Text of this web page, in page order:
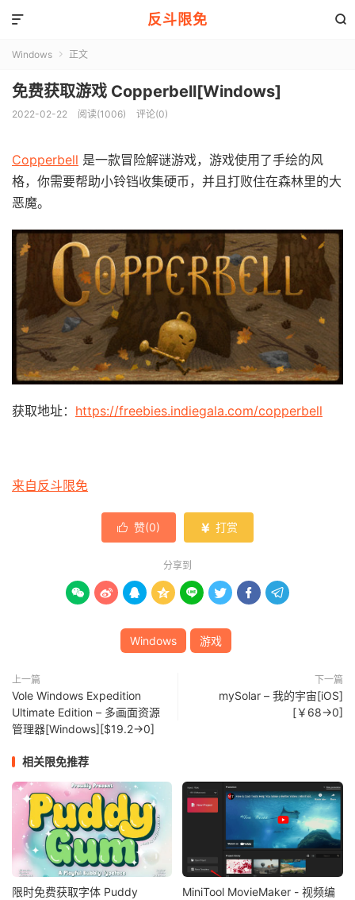
反斗限免 

Windows  正文
免费获取游戏 Copperbell[Windows]
2022-02-22 阅读(1006) 评论(0)
Copperbell 是一款冒险解谜游戏，游戏使用了手绘的风
格，你需要帮助小铃铛收集硬币，并且打败住在森林里的大
恶魔。
获取地址： https://freebies.indiegala.com/copperbell
来自反斗限免
 赞(0)  打赏
分享到
       
Windows 游戏
上一篇
Vole Windows Expedition
Ultimate Edition – 多画面资源
管理器[Windows][$19.2→0]
下一篇
mySolar – 我的宇宙[iOS]
[￥68→0]
相关限免推荐
限时免费获取字体 Puddy
MiniTool MovieMaker - 视频编